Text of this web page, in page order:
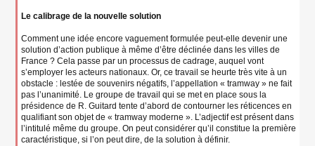
Le calibrage de la nouvelle solution
Comment une idée encore vaguement formulée peut-elle devenir une
solution d’action publique à même d’être déclinée dans les villes de
France ? Cela passe par un processus de cadrage, auquel vont
s’employer les acteurs nationaux. Or, ce travail se heurte très vite à un
obstacle : lestée de souvenirs négatifs, l’appellation « tramway » ne fait
pas l’unanimité. Le groupe de travail qui se met en place sous la
présidence de R. Guitard tente d’abord de contourner les réticences en
qualifiant son objet de « tramway moderne ». L’adjectif est présent dans
l’intitulé même du groupe. On peut considérer qu’il constitue la première
caractéristique, si l’on peut dire, de la solution à définir.